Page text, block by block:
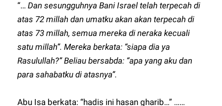
“…Dan sesungguhnya Bani Israel telah terpecah di
atas 72 millah dan umatku akan akan terpecah di
atas 73 millah, semua mereka di neraka kecuali
satu millah”. Mereka berkata: “siapa dia ya
Rasulullah?” Beliau bersabda: “apa yang aku dan
para sahabatku di atasnya”.
Abu Isa berkata: “hadis ini hasan gharib…” ……